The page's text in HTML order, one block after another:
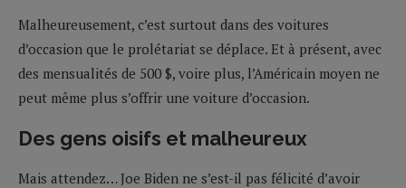
Malheureusement, c’est surtout dans des voitures
d’occasion que le prolétariat se déplace. Et à présent, avec
des mensualités de 500 $, voire plus, l’Américain moyen ne
peut même plus s’offrir une voiture d’occasion.
Des gens oisifs et malheureux
Mais attendez… Joe Biden ne s’est-il pas félicité d’avoir